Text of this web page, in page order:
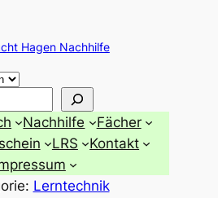
Hagen Nachhilfe
Nachhilfe
Fächer
LRS
Kontakt
Lerntechnik